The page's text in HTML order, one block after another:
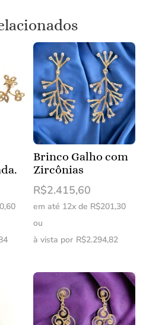
Brinco Galho com
Zircônias
R$2.415,60
em até 12x de R$201,30
ou
à vista por R$2.294,82